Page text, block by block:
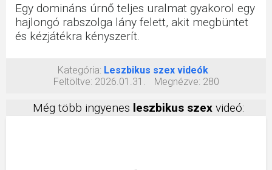
Egy domináns úrnő teljes uralmat gyakorol egy
hajlongó rabszolga lány felett, akit megbüntet
és kézjátékra kényszerít.
Kategória: Leszbikus szex videók
Feltöltve: 2026.01.31. Megnézve: 280
Még több ingyenes leszbikus szex videó: